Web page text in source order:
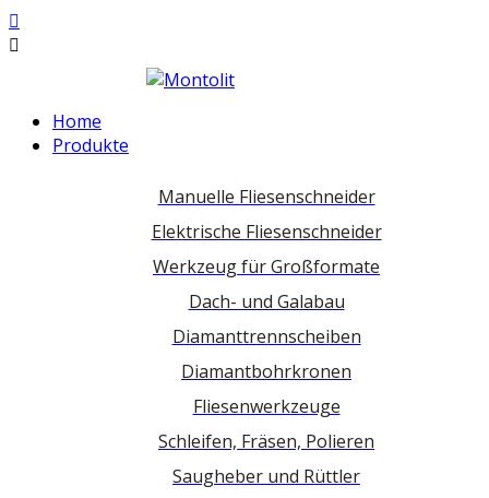
Home
Produkte
Manuelle Fliesenschneider
Elektrische Fliesenschneider
Werkzeug für Großformate
Dach- und Galabau
Diamanttrennscheiben
Diamantbohrkronen
Fliesenwerkzeuge
Schleifen, Fräsen, Polieren
Saugheber und Rüttler